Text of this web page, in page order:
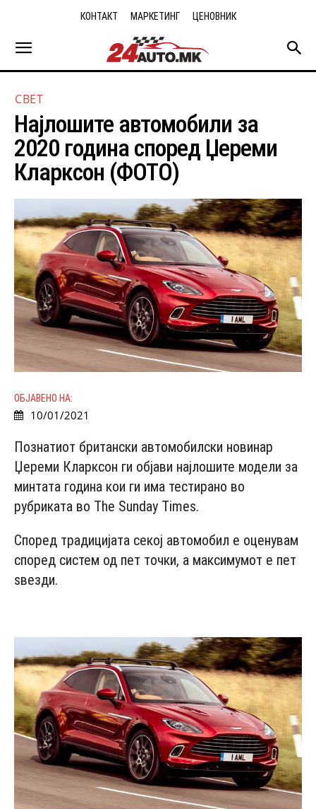
КОНТАКТ МАРКЕТИНГ ЦЕНОВНИК
СВЕТ
Најлошите автомобили за
2020 година според Џереми
Кларксон (ФОТО)
ОБЈАВЕНО НА:
10/01/2021
Познатиот британски автомобилски новинар
Џереми Кларксон ги објави најлошите модели за
минтата година кои ги има тестирано во
рубриката во Thе Sundаy Timеs.
Според традицијата секој автомобил е оценувам
според систем од пет точки, а максимумот е пет
ѕвезди.